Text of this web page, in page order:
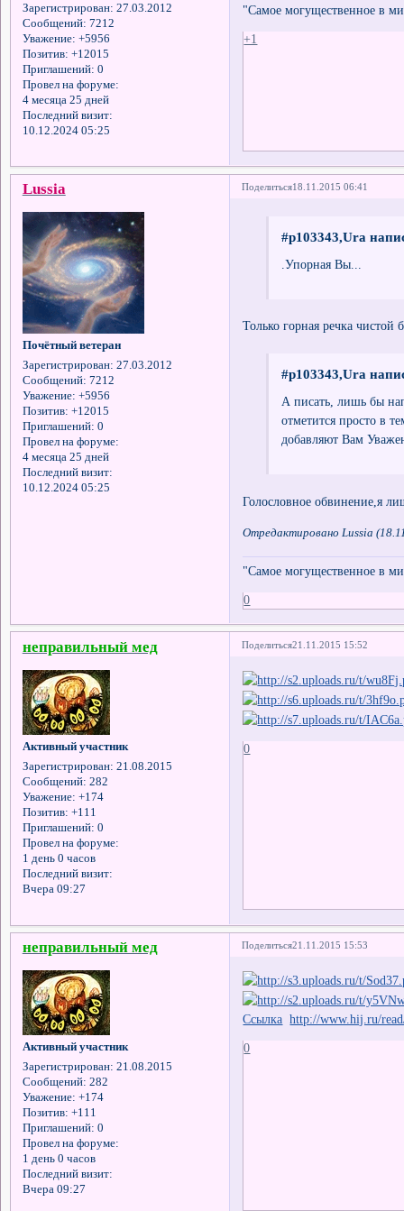
Зарегистрирован: 27.03.2012
Сообщений: 7212
Уважение: +5956
Позитив: +12015
Приглашений: 0
Провел на форуме:
4 месяца 25 дней
Последний визит:
10.12.2024 05:25
"Самое могущественное в
+1
Поделиться18.11.2015 06:41
Lussia
Почётный ветеран
Зарегистрирован: 27.03.2012
Сообщений: 7212
Уважение: +5956
Позитив: +12015
Приглашений: 0
Провел на форуме:
4 месяца 25 дней
Последний визит:
10.12.2024 05:25
#p103343,Ura
.Упорная Вы...
Только горная речка чистой
#p103343,Ura
А писать, лишь бы
отметится просто в
добавляют Вам
Голословное обвинение,я
Отредактировано Lussia
"Самое могущественное в
0
Поделиться21.11.2015 15:52
неправильный мед
Активный участник
Зарегистрирован: 21.08.2015
Сообщений: 282
Уважение: +174
Позитив: +111
Приглашений: 0
Провел на форуме:
1 день 0 часов
Последний визит:
Вчера 09:27
0
Поделиться21.11.2015 15:53
неправильный мед
Активный участник
Зарегистрирован: 21.08.2015
Сообщений: 282
Уважение: +174
Позитив: +111
Приглашений: 0
Провел на форуме:
1 день 0 часов
Последний визит:
Вчера 09:27
Ссылка http://www.hij.ru/
0